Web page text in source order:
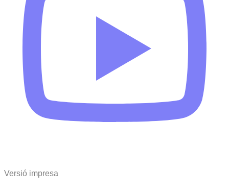
Versió impresa